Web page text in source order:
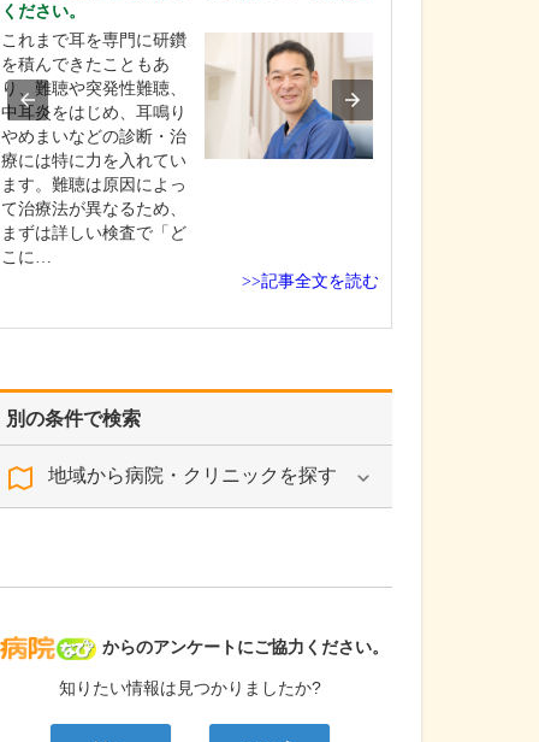
別の条件で検索
地域から病院・クリニックを探す
病院なび
からのアンケートにご協力ください。
知りたい情報は見つかりましたか?
ください。
これまで耳を専門に研鑽
を積んできたこともあ
り、難聴や突発性難聴、
中耳炎をはじめ、耳鳴り
やめまいなどの診断・治
療には特に力を入れてい
ます。難聴は原因によっ
て治療法が異なるため、
まずは詳しい検査で「ど
こに…
>>記事全文を読む